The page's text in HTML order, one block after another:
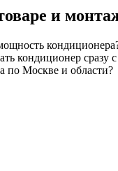
и
кондиционер сразу
по Москве и области?